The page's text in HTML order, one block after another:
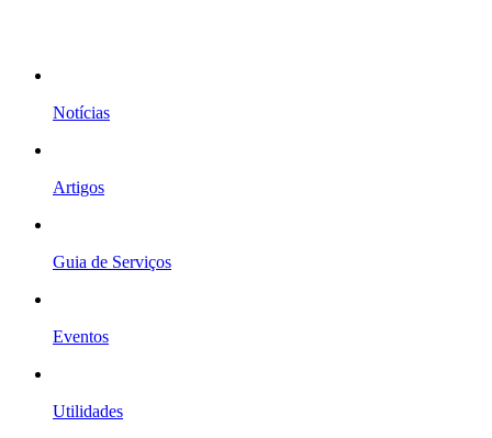
Notícias
Artigos
Guia de Serviços
Eventos
Utilidades